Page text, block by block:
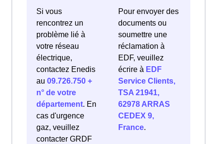
Si vous
rencontrez un
problème lié à
votre réseau
électrique,
contactez Enedis
au 09.726.750 +
n° de votre
département. En
cas d'urgence
gaz, veuillez
contacter GRDF
Pour envoyer des
documents ou
soumettre une
réclamation à
EDF, veuillez
écrire à EDF
Service Clients,
TSA 21941,
62978 ARRAS
CEDEX 9,
France.